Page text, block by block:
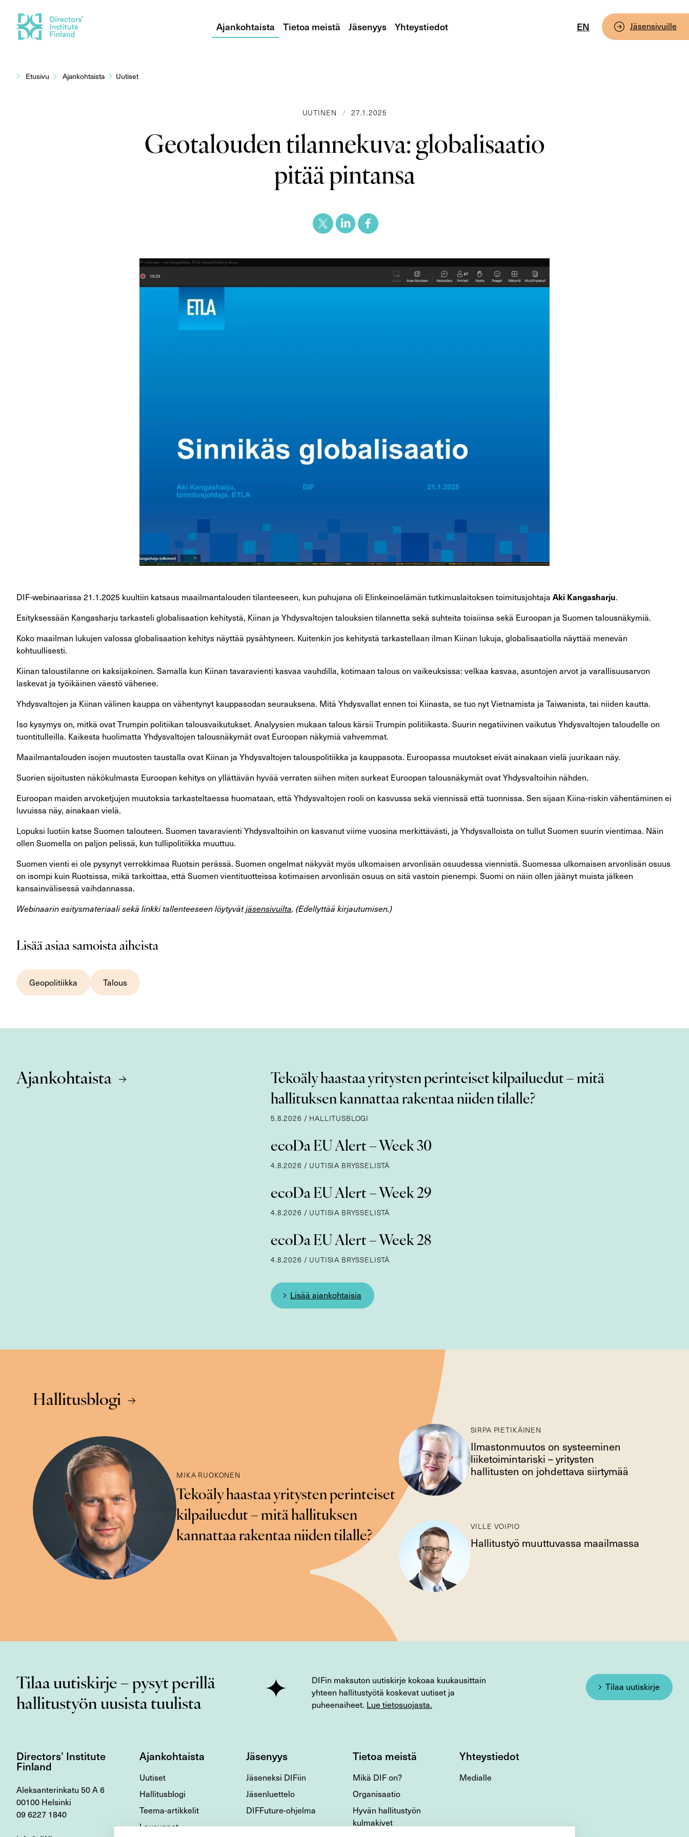
Ajankohtaista Tietoa meistä Jäsenyys Yhteystiedot EN Jäsensivuille
Etusivu Ajankohtaista Uutiset
UUTINEN / 27.1.2025
Geotalouden tilannekuva: globalisaatio
pitää pintansa
DIF-webinaarissa 21.1.2025 kuultiin katsaus maailmantalouden tilanteeseen, kun puhujana oli Elinkeinoelämän tutkimuslaitoksen toimitusjohtaja Aki Kangasharju.
Esityksessään Kangasharju tarkasteli globalisaation kehitystä, Kiinan ja Yhdysvaltojen talouksien tilannetta sekä suhteita toisiinsa sekä Euroopan ja Suomen talousnäkymiä.
Koko maailman lukujen valossa globalisaation kehitys näyttää pysähtyneen. Kuitenkin jos kehitystä tarkastellaan ilman Kiinan lukuja, globalisaatiolla näyttää menevän
kohtuullisesti.
Kiinan taloustilanne on kaksijakoinen. Samalla kun Kiinan tavaravienti kasvaa vauhdilla, kotimaan talous on vaikeuksissa: velkaa kasvaa, asuntojen arvot ja varallisuusarvon
laskevat ja työikäinen väestö vähenee.
Yhdysvaltojen ja Kiinan välinen kauppa on vähentynyt kauppasodan seurauksena. Mitä Yhdysvallat ennen toi Kiinasta, se tuo nyt Vietnamista ja Taiwanista, tai niiden kautta.
Iso kysymys on, mitkä ovat Trumpin politiikan talousvaikutukset. Analyysien mukaan talous kärsii Trumpin politiikasta. Suurin negatiivinen vaikutus Yhdysvaltojen taloudelle on
tuontitulleilla. Kaikesta huolimatta Yhdysvaltojen talousnäkymät ovat Euroopan näkymiä vahvemmat.
Maailmantalouden isojen muutosten taustalla ovat Kiinan ja Yhdysvaltojen talouspolitiikka ja kauppasota. Euroopassa muutokset eivät ainakaan vielä juurikaan näy.
Suorien sijoitusten näkökulmasta Euroopan kehitys on yllättävän hyvää verraten siihen miten surkeat Euroopan talousnäkymät ovat Yhdysvaltoihin nähden.
Euroopan maiden arvoketjujen muutoksia tarkasteltaessa huomataan, että Yhdysvaltojen rooli on kasvussa sekä viennissä että tuonnissa. Sen sijaan Kiina-riskin vähentäminen ei
luvuissa näy, ainakaan vielä.
Lopuksi luotiin katse Suomen talouteen. Suomen tavaravienti Yhdysvaltoihin on kasvanut viime vuosina merkittävästi, ja Yhdysvalloista on tullut Suomen suurin vientimaa. Näin
ollen Suomella on paljon pelissä, kun tullipolitiikka muuttuu.
Suomen vienti ei ole pysynyt verrokkimaa Ruotsin perässä. Suomen ongelmat näkyvät myös ulkomaisen arvonlisän osuudessa viennistä. Suomessa ulkomaisen arvonlisän osuus
on isompi kuin Ruotsissa, mikä tarkoittaa, että Suomen vientituotteissa kotimaisen arvonlisän osuus on sitä vastoin pienempi. Suomi on näin ollen jäänyt muista jälkeen
kansainvälisessä vaihdannassa.
Webinaarin esitysmateriaali sekä linkki tallenteeseen löytyvätjäsensivuilta. (Edellyttää kirjautumisen.)
Lisää asiaa samoista aiheista
Geopolitiikka Talous
Ajankohtaista
Tekoäly haastaa yritysten perinteiset kilpailuedut – mitä
hallituksen kannattaa rakentaa niiden tilalle?
5.8.2026 / HALLITUSBLOGI
ecoDa EU Alert – Week 30
4.8.2026 / UUTISIA BRYSSELISTÄ
ecoDa EU Alert – Week 29
4.8.2026 / UUTISIA BRYSSELISTÄ
ecoDa EU Alert – Week 28
4.8.2026 / UUTISIA BRYSSELISTÄ
Lisää ajankohtaisia
Hallitusblogi
MIKA RUOKONEN
Tekoäly haastaa yritysten perinteiset
kilpailuedut – mitä hallituksen
kannattaa rakentaa niiden tilalle?
SIRPA PIETIKÄINEN
Ilmastonmuutos on systeeminen
liiketoimintariski – yritysten
hallitusten on johdettava siirtymää
VILLE VOIPIO
Hallitustyö muuttuvassa maailmassa
Tilaa uutiskirje – pysyt perillä
hallitustyön uusista tuulista
DIFin maksuton uutiskirje kokoaa kuukausittain
yhteen hallitustyötä koskevat uutiset ja
puheenaiheet. Lue tietosuojasta.
Tilaa uutiskirje
Directors’ Institute
Finland
Aleksanterinkatu 50 A 6
00100 Helsinki
09 6227 1840
Ajankohtaista
Uutiset
Hallitusblogi
Teema-artikkelit
Lausunnot
Jäsenyys
Jäseneksi DIFiin
Jäsenluettelo
DIFFuture-ohjelma
Tietoa meistä
Mikä DIF on?
Organisaatio
Hyvän hallitustyön
kulmakivet
Yhteystiedot
Medialle